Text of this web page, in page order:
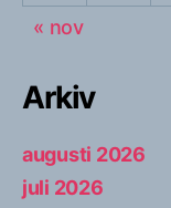
« nov
Arkiv
augusti 2026
juli 2026